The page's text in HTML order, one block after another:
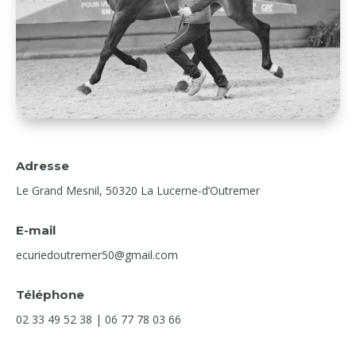
Adresse
Le Grand Mesnil, 50320 La Lucerne-d’Outremer
E-mail
ecuriedoutremer50@gmail.com
Téléphone
02 33 49 52 38 | 06 77 78 03 66